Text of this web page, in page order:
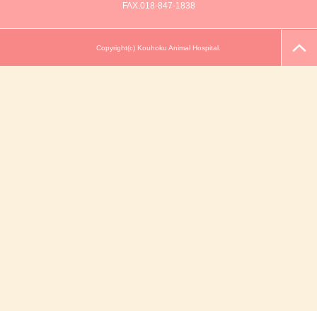
FAX.018-847-1838
Copyright(c) Kouhoku Animal Hospital.